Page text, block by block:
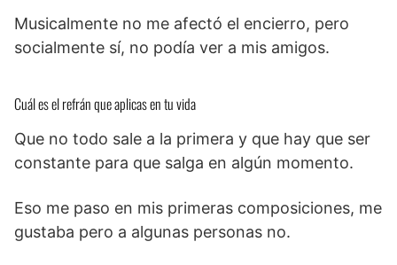
Musicalmente no me afectó el encierro, pero
socialmente sí, no podía ver a mis amigos.
Cuál es el refrán que aplicas en tu vida
Que no todo sale a la primera y que hay que ser
constante para que salga en algún momento.
Eso me paso en mis primeras composiciones, me
gustaba pero a algunas personas no.